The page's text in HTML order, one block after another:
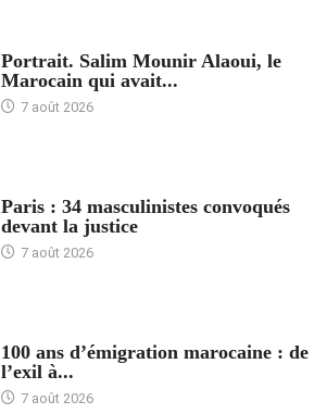
Portrait. Salim Mounir Alaoui, le
Marocain qui avait...
7 août 2026
Paris : 34 masculinistes convoqués
devant la justice
7 août 2026
100 ans d’émigration marocaine : de
l’exil à...
7 août 2026